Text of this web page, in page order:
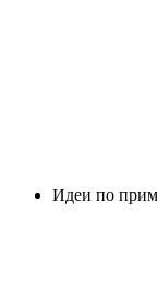
Идеи по